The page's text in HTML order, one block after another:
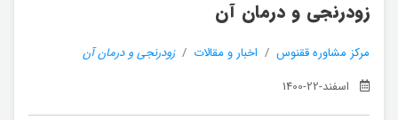
زودرنجی و درمان آن
مرکز مشاوره ققنوس اخبار و مقالات
زودرنجی و درمان آن
اسفند-22-1400